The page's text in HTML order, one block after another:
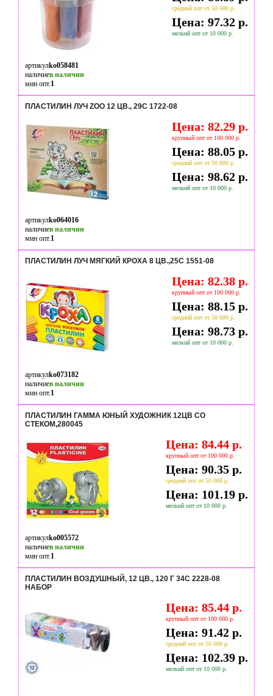
средний опт от 50 000 р.
Цена: 97.32 р.
мелкий опт от 10 000 р.
артикулko058481
наличиев наличии
мин опт.1
ПЛАСТИЛИН ЛУЧ ZOO 12 ЦВ., 29С 1722-08
Цена: 82.29 р.
крупный опт от 100 000 р.
Цена: 88.05 р.
средний опт от 50 000 р.
Цена: 98.62 р.
мелкий опт от 10 000 р.
артикулko064016
наличиев наличии
мин опт.1
ПЛАСТИЛИН ЛУЧ МЯГКИЙ КРОХА 8 ЦВ.,25С 1551-08
Цена: 82.38 р.
крупный опт от 100 000 р.
Цена: 88.15 р.
средний опт от 50 000 р.
Цена: 98.73 р.
мелкий опт от 10 000 р.
артикулko073182
наличиев наличии
мин опт.1
ПЛАСТИЛИН ГАММА ЮНЫЙ ХУДОЖНИК 12ЦВ СО
СТЕКОМ,280045
Цена: 84.44 р.
крупный опт от 100 000 р.
Цена: 90.35 р.
средний опт от 50 000 р.
Цена: 101.19 р.
мелкий опт от 10 000 р.
артикулko005572
наличиев наличии
мин опт.1
ПЛАСТИЛИН ВОЗДУШНЫЙ, 12 ЦВ., 120 Г 34С 2228-08
НАБОР
Цена: 85.44 р.
крупный опт от 100 000 р.
Цена: 91.42 р.
средний опт от 50 000 р.
Цена: 102.39 р.
мелкий опт от 10 000 р.